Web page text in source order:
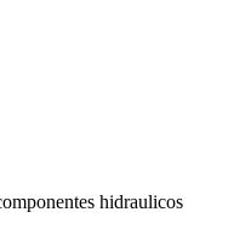
hidraulicos